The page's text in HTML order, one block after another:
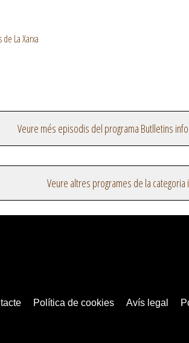
La Xarxa
Veure més episodis del programa Butlletins
Veure altres programes de la categoria
Política de cookies Avís legal